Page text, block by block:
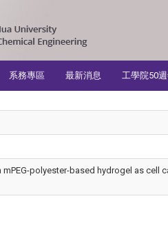
系務專區 最新消息 工學院50
mPEG-polyester-based hydrogel as